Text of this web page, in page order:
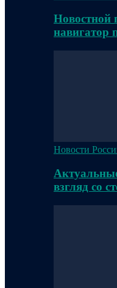
Новостной
навигатор
Новости
взгляд со